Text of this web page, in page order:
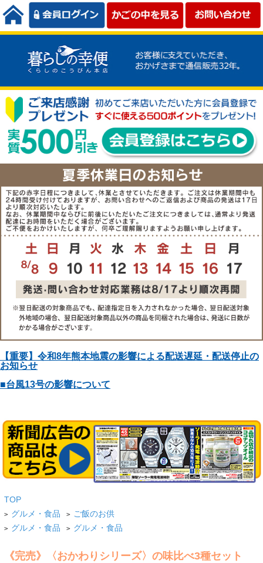
【重要】令和8年熊本地震の影響による配送遅延・配送停止の
お知らせ
■台風13号の影響について
TOP
> グルメ・食品 > ご飯のお供
> グルメ・食品 > グルメ・食品
《完売》〈おかわりシリーズ〉の味比べ3種セット